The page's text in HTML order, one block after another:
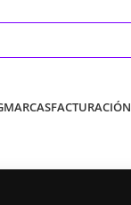
MARCASFACTURACIÓN